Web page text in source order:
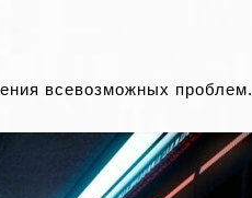
всевозможных проблем.